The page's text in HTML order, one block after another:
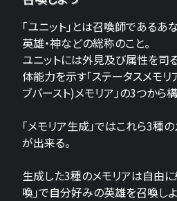
「ユニット」とは召喚師であるあ
英雄・神などの総称のこと。
ユニットには外見及び属性を司る
体能力を示す「ステータスメモリ
ブバースト)メモリア」の3つから
「メモリア生成」ではこれら3種
が出来る。
生成した3種のメモリアは自由
喚」で自分好みの英雄を召喚しよ